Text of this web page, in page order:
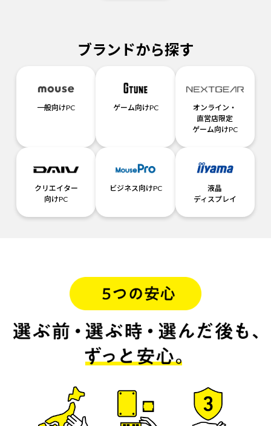
ブランドから探す
一般向けPC ゲーム向けPC
オンライン・
直営店限定
ゲーム向けPC
クリエイター
向けPC
ビジネス向けPC
液晶
ディスプレイ